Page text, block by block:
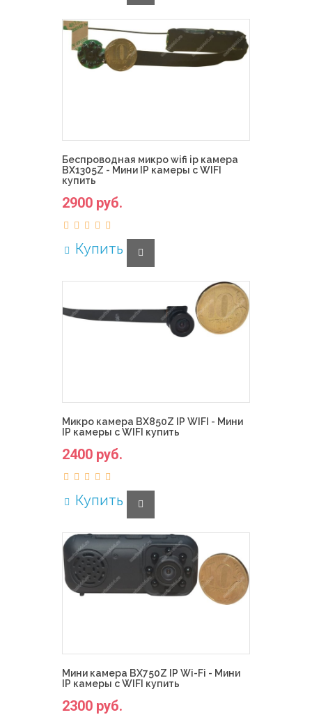
Беспроводная микро wifi ip камера
BX1305Z - Мини IP камеры с WIFI
купить
2900 руб.
Купить
Микро камера BX850Z IP WIFI - Мини
IP камеры с WIFI купить
2400 руб.
Купить
Мини камера BX750Z IP Wi-Fi - Мини
IP камеры с WIFI купить
2300 руб.